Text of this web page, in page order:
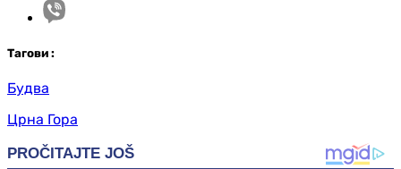
Тагови :
Будва
Црна Гора